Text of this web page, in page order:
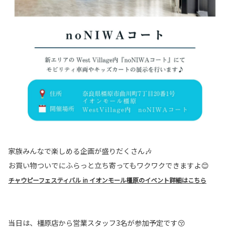
家族みんなで楽しめる企画が盛りだくさん🎶
お買い物ついでにふらっと立ち寄ってもワクワクできますよ😊
チャウピーフェスティバル in イオンモール橿原のイベント詳細はこちら
当日は、橿原店から営業スタッフ3名が参加予定です😚